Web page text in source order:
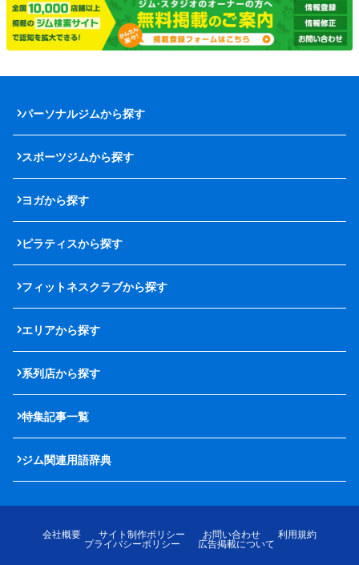
パーソナルジムから探す
スポーツジムから探す
ヨガから探す
ピラティスから探す
フィットネスクラブから探す
エリアから探す
系列店から探す
特集記事一覧
ジム関連用語辞典
会社概要 サイト制作ポリシー お問い合わせ
利用規約
プライバシーポリシー
広告掲載について